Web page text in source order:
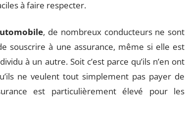
à faire respecter.
, de nombreux conducteurs ne sont
souscrire à une assurance, même si elle est
à un autre. Soit c’est parce qu’ils n’en ont
ne veulent tout simplement pas payer de
est particulièrement élevé pour les